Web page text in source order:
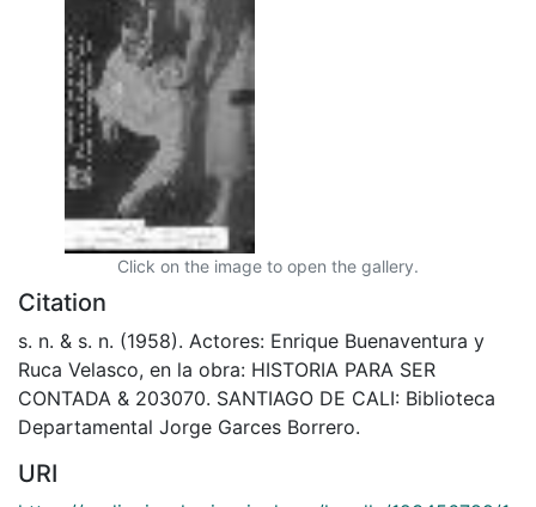
Click on the image to open the gallery.
Citation
s. n. & s. n. (1958). Actores: Enrique Buenaventura y
Ruca Velasco, en la obra: HISTORIA PARA SER
CONTADA & 203070. SANTIAGO DE CALI: Biblioteca
Departamental Jorge Garces Borrero.
URI